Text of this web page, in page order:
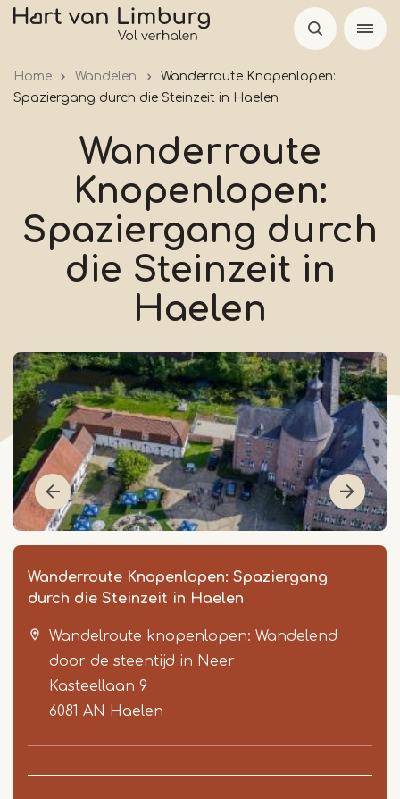
Skip
Home Wandelen
Wanderroute Knopenlopen:
Spaziergang durch die Steinzeit in Haelen
Wanderroute
Knopenlopen:
Spaziergang durch
die Steinzeit in
Haelen
Wanderroute Knopenlopen: Spaziergang
durch die Steinzeit in Haelen
Wandelroute knopenlopen: Wandelend
door de steentijd in Neer
Kasteellaan 9
6081 AN Haelen